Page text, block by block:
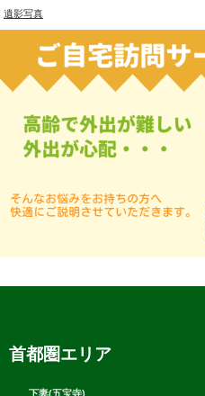
遺影写真
首都圏エリア
下妻(五宝寺)